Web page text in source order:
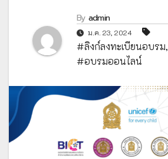
By admin
ม.ค. 23, 2024
#ลิงก์ลงทะเบียนอบรม,
#อบรมออนไลน์